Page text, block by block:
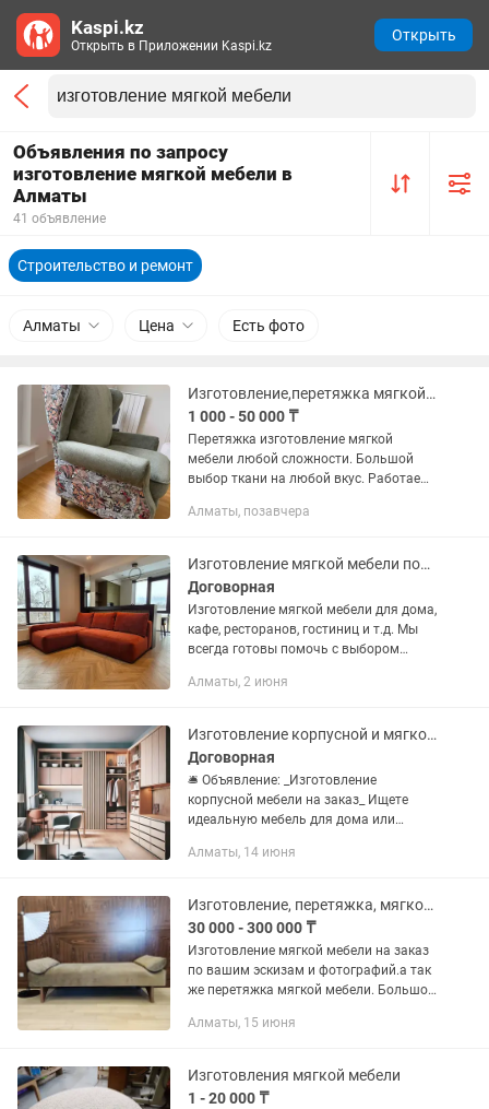
Объявления по запросу
изготовление мягкой мебели в
Алматы
41 объявление
Строительство и ремонт
Алматы Цена Есть фото
Изготовление,перетяжка мягкой мебели любой сложности.
1 000 - 50 000 ₸
Перетяжка изготовление мягкой
мебели любой сложности. Большой
выбор ткани на любой вкус. Работаем
Предварительно оценим вашу мебель!
Алматы, позавчера
Изготовление мягкой мебели под заказ
Договорная
Изготовление мягкой мебели для дома,
кафе, ресторанов, гостиниц и т.д. Мы
всегда готовы помочь с выбором
проектам дизайнеров или по
Алматы, 2 июня
Изготовление корпусной и мягкой мебели на заказ
Договорная
🛎️ Объявление: _Изготовление
корпусной мебели на заказ_ Ищете
идеальную мебель для дома или
функциональную корпусную мебель на
Что...
Алматы, 14 июня
Изготовление, перетяжка, мягкой мебели.
30 000 - 300 000 ₸
Изготовление мягкой мебели на заказ
по вашим эскизам и фотографий.а так
же перетяжка мягкой мебели. Большой
. большой опыт работы. На рынке
Алматы, 15 июня
Изготовления мягкой мебели
1 - 20 000 ₸
Kaspi.kz
Открыть в Приложении Kaspi.kz
Открыть